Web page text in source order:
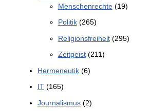
Menschenrechte(19)
Politik(265)
Religionsfreiheit(295)
Zeitgeist(211)
Hermeneutik(6)
IT(165)
Journalismus(2)